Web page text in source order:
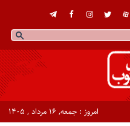
امروز : جمعه, ۱۶ مرداد , ۱۴۰۵